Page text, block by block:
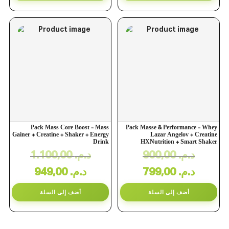
Pack Mass Core Boost – Mass
Gainer + Creatine + Shaker + Energy
Drink
د.م.1.100,00
د.م. 949,00
أضف إلى السلة
Pack Masse & Performance – Whey
Lazar Angelov + Creatine
HXNutrition + Smart Shaker
د.م.900,00
د.م. 799,00
أضف إلى السلة